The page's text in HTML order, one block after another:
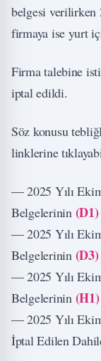
belgesi verilirken
firmaya ise yurt
Firma talebine
iptal edildi.
Söz konusu
linklerine
–– 2025 Yılı
Belgelerinin
–– 2025 Yılı
Belgelerinin
–– 2025 Yılı
Belgelerinin
–– 2025 Yılı
İptal Edilen